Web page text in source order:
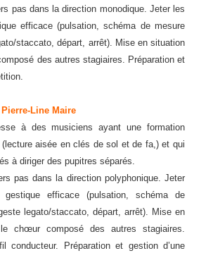
pas dans la direction monodique. Jeter les
efficace (pulsation, schéma de mesure
staccato, départ, arrêt). Mise en situation
des autres stagiaires. Préparation et
Line Maire
à des musiciens ayant une formation
aisée en clés de sol et de fa,) et qui
à diriger des pupitres séparés.
pas dans la direction polyphonique. Jeter
gestique efficace (pulsation, schéma de
legato/staccato, départ, arrêt). Mise en
chœur composé des autres stagiaires.
conducteur. Préparation et gestion d’une